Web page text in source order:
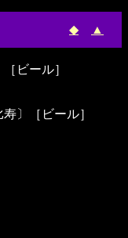
◆ ▲
ビール］
〕［ビール］